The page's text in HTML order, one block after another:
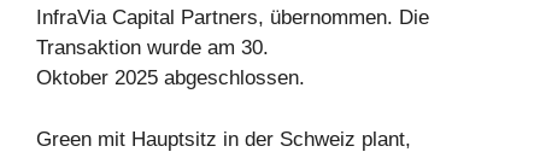
InfraVia Capital Partners, übernommen. Die
Transaktion wurde am 30.
Oktober 2025 abgeschlossen.
Green mit Hauptsitz in der Schweiz plant,